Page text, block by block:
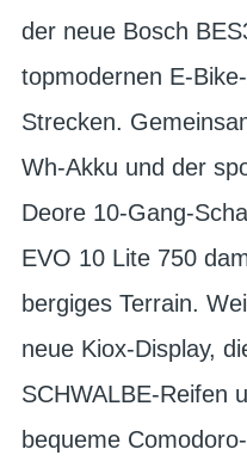
der neue Bosch
topmodernen E-
Strecken.
Wh-Akku und der
Deore 10-Gang-
EVO 10 Lite 750
bergiges Terrain.
neue Kiox-Display,
SCHWALBE-Reifen
bequeme